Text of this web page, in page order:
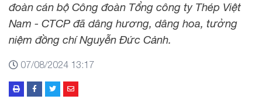
đoàn cán bộ Công đoàn Tổng công ty Thép Việt
Nam - CTCP đã dâng hương, dâng hoa, tưởng
niệm đồng chí Nguyễn Đức Cảnh.
07/08/2024 13:17